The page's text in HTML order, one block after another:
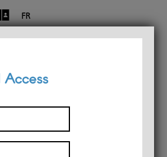
FR
Access